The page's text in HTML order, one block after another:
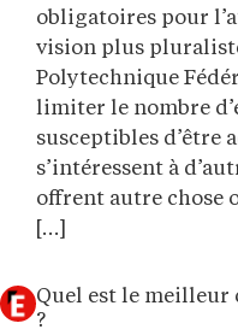
obligatoires pour
vision plus
Polytechnique
limiter le nombre
susceptibles d’être
s’intéressent à
offrent autre chose
[…]
Quel est le meilleur
?